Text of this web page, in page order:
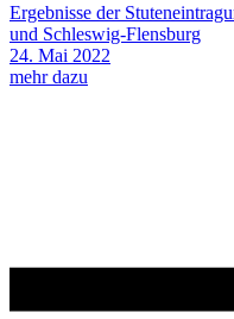
Ergebnisse der
und Schleswig-Flensburg
24. Mai 2022
mehr dazu